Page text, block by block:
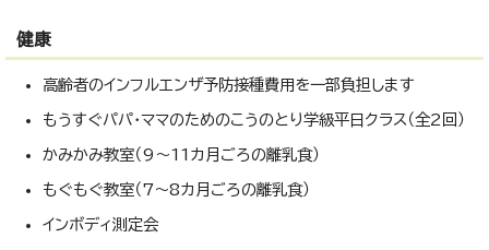
健康
高齢者のインフルエンザ予防接種費用を一部負担します
もうすぐパパ・ママのためのこうのとり学級平日クラス（全2回）
かみかみ教室（9～11カ月ごろの離乳食）
もぐもぐ教室（7～8カ月ごろの離乳食）
インボディ測定会